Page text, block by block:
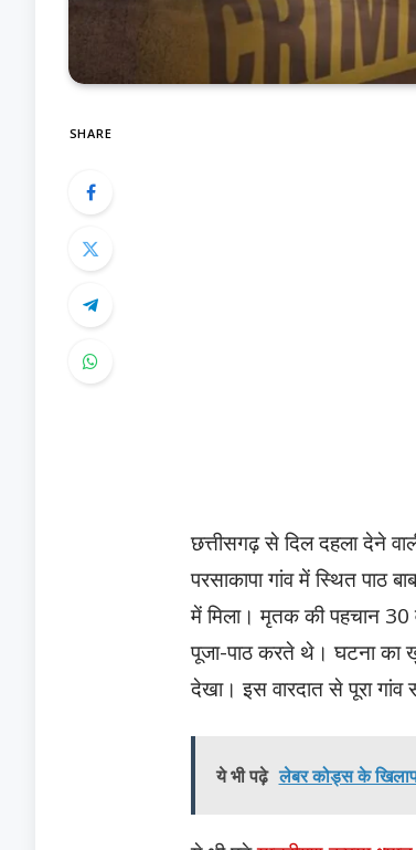
SHARE
छत्तीसगढ़ से दिल दहला देने
परसाकापा गांव में स्थित पाठ
में मिला। मृतक की पहचान 30
पूजा-पाठ करते थे। घटना का
देखा। इस वारदात से पूरा
ये भी पढ़े लेबर कोड्स के